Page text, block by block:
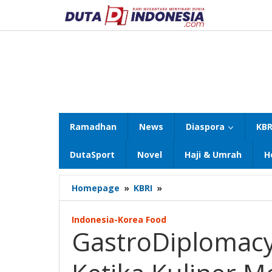
konten
Ramadhan News Diaspora
DutaSport Novel Haji & Umrah
Homepage » KBRI »
from
to
Seoul,
Ketika
Kuliner
Indonesia-Korea Food